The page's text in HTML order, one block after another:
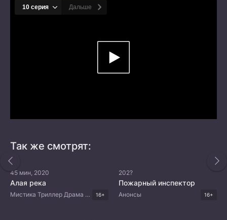
Так же смотрят:
45 мин, 2020
Алая река
Мистика Триллер Драма Китайские дорамы 16+
202?
Пожарный инспектор
Анонсы 16+